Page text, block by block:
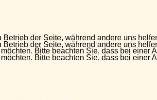
der Seite, während andere uns
Bitte beachten Sie, dass bei
der Seite, während andere uns
Bitte beachten Sie, dass bei